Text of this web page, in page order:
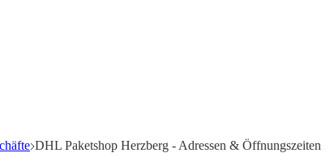
DHL Paketshop Herzberg - Adressen & Öffnungszeiten